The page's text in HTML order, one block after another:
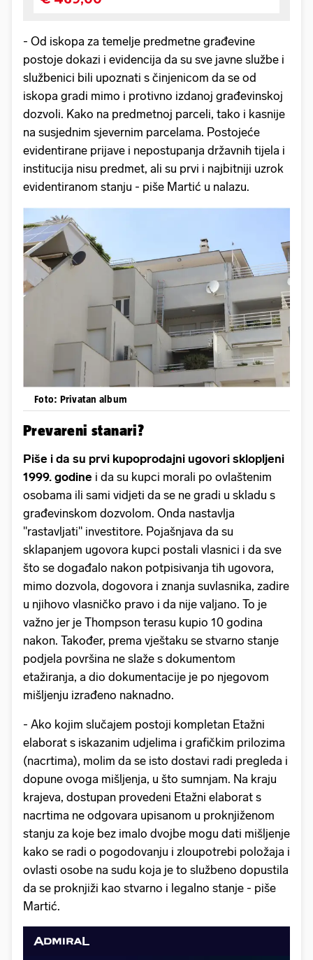
- Od iskopa za temelje predmetne građevine
postoje dokazi i evidencija da su sve javne službe i
službenici bili upoznati s činjenicom da se od
iskopa gradi mimo i protivno izdanoj građevinskoj
dozvoli. Kako na predmetnoj parceli, tako i kasnije
na susjednim sjevernim parcelama. Postojeće
evidentirane prijave i nepostupanja državnih tijela i
institucija nisu predmet, ali su prvi i najbitniji uzrok
evidentiranom stanju - piše Martić u nalazu.
Foto: Privatan album
Prevareni stanari?
Piše i da su prvi kupoprodajni ugovori sklopljeni
1999. godine i da su kupci morali po ovlaštenim
osobama ili sami vidjeti da se ne gradi u skladu s
građevinskom dozvolom. Onda nastavlja
"rastavljati" investitore. Pojašnjava da su
sklapanjem ugovora kupci postali vlasnici i da sve
što se događalo nakon potpisivanja tih ugovora,
mimo dozvola, dogovora i znanja suvlasnika, zadire
u njihovo vlasničko pravo i da nije valjano. To je
važno jer je Thompson terasu kupio 10 godina
nakon. Također, prema vještaku se stvarno stanje
podjela površina ne slaže s dokumentom
etažiranja, a dio dokumentacije je po njegovom
mišljenju izrađeno naknadno.
- Ako kojim slučajem postoji kompletan Etažni
elaborat s iskazanim udjelima i grafičkim prilozima
(nacrtima), molim da se isto dostavi radi pregleda i
dopune ovoga mišljenja, u što sumnjam. Na kraju
krajeva, dostupan provedeni Etažni elaborat s
nacrtima ne odgovara upisanom u proknjiženom
stanju za koje bez imalo dvojbe mogu dati mišljenje
kako se radi o pogodovanju i zloupotrebi položaja i
ovlasti osobe na sudu koja je to službeno dopustila
da se proknjiži kao stvarno i legalno stanje - piše
Martić.